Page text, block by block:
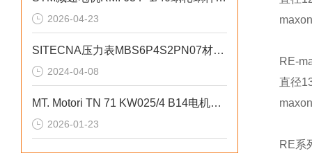
2026-04-23
SITECNA压力表MBS6P4S2PN07材质与结构介绍
2024-04-08
MT. Motori TN 71 KW025/4 B14电机结构设计核心定位
2026-01-23
RE-
直径
RE系